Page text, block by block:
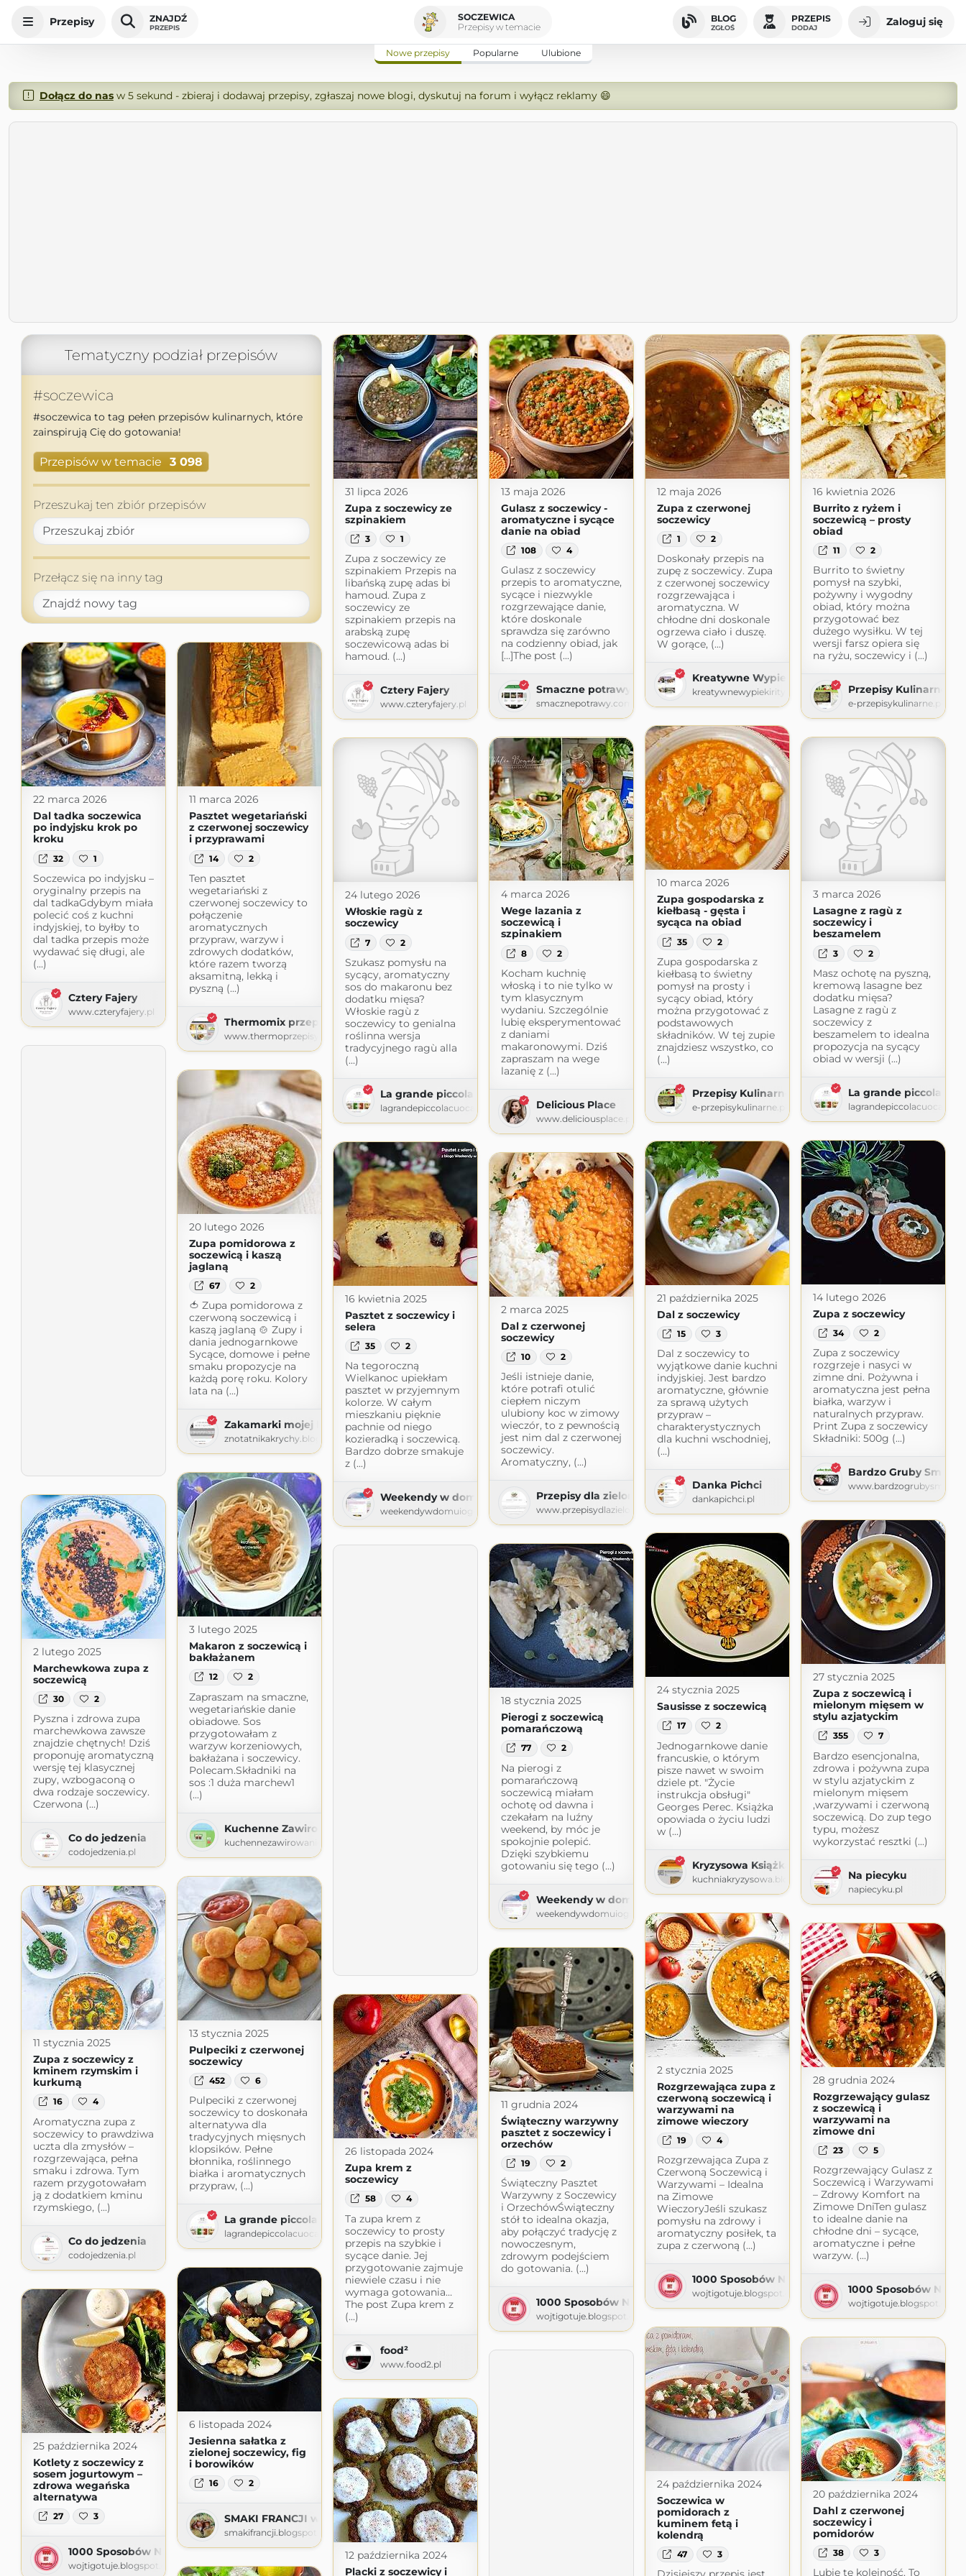
Przepisy ZNAJDŹ
PRZEPIS
SOCZEWICA
Przepisy w temacie
BLOG
ZGŁOŚ
PRZEPIS
DODAJ Zaloguj się
Nowe przepisy Popularne Ulubione
Dołącz do nasw 5 sekund - zbieraj i dodawaj przepisy, zgłaszaj nowe blogi, dyskutuj na forum i wyłącz reklamy 😄
Tematyczny podział przepisów
#soczewica
#soczewica to tag pełen przepisów kulinarnych, które
zainspirują Cię do gotowania!
Przepisów w temacie 3 098
Przeszukaj ten zbiór przepisów
Przełącz się na inny tag
31 lipca 2026
Zupa z soczewicy ze
szpinakiem
3 1
Zupa z soczewicy ze
szpinakiem Przepis na
libańską zupę adas bi
hamoud. Zupa z
soczewicy ze
szpinakiem przepis na
arabską zupę
soczewicową adas bi
hamoud. (...)
Cztery Fajery
www.czteryfajery.pl
13 maja 2026
Gulasz z soczewicy -
aromatyczne i sycące
danie na obiad
108 4
Gulasz z soczewicy
przepis to aromatyczne,
sycące i niezwykle
rozgrzewające danie,
które doskonale
sprawdza się zarówno
na codzienny obiad, jak
[…]The post (...)
Smaczne potrawy
smacznepotrawy.com
12 maja 2026
Zupa z czerwonej
soczewicy
1 2
Doskonały przepis na
zupę z soczewicy. Zupa
z czerwonej soczewicy
rozgrzewająca i
aromatyczna. W
chłodne dni doskonale
ogrzewa ciało i duszę.
W gorące, (...)
Kreatywne Wypieki Rity
kreatywnewypiekirity.blogspot.com
16 kwietnia 2026
Burrito z ryżem i
soczewicą – prosty
obiad
11 2
Burrito to świetny
pomysł na szybki,
pożywny i wygodny
obiad, który można
przygotować bez
dużego wysiłku. W tej
wersji farsz opiera się
na ryżu, soczewicy i (...)
Przepisy Kulinarne
e-przepisykulinarne.pl
22 marca 2026
Dal tadka soczewica
po indyjsku krok po
kroku
32 1
Soczewica po indyjsku –
oryginalny przepis na
dal tadkaGdybym miała
polecić coś z kuchni
indyjskiej, to byłby to
dal tadka przepis może
wydawać się długi, ale
(...)
Cztery Fajery
www.czteryfajery.pl
11 marca 2026
Pasztet wegetariański
z czerwonej soczewicy
i przyprawami
14 2
Ten pasztet
wegetariański z
czerwonej soczewicy to
połączenie
aromatycznych
przypraw, warzyw i
zdrowych dodatków,
które razem tworzą
aksamitną, lekką i
pyszną (...)
Thermomix przepisy
www.thermoprzepisy.pl
10 marca 2026
Zupa gospodarska z
kiełbasą - gęsta i
sycąca na obiad
35 2
Zupa gospodarska z
kiełbasą to świetny
pomysł na prosty i
sycący obiad, który
można przygotować z
podstawowych
składników. W tej zupie
znajdziesz wszystko, co
(...)
Przepisy Kulinarne
e-przepisykulinarne.pl
4 marca 2026
Wege lazania z
soczewicą i
szpinakiem
8 2
Kocham kuchnię
włoską i to nie tylko w
tym klasycznym
wydaniu. Szczególnie
lubię eksperymentować
z daniami
makaronowymi. Dziś
zapraszam na wege
lazanię z (...)
Delicious Place
www.deliciousplace.pl
3 marca 2026
Lasagne z ragù z
soczewicy i
beszamelem
3 2
Masz ochotę na pyszną,
kremową lasagne bez
dodatku mięsa?
Lasagne z ragù z
soczewicy z
beszamelem to idealna
propozycja na sycący
obiad w wersji (...)
La grande piccola
lagrandepiccolacuoca.com
24 lutego 2026
Włoskie ragù z
soczewicy
7 2
Szukasz pomysłu na
sycący, aromatyczny
sos do makaronu bez
dodatku mięsa?
Włoskie ragù z
soczewicy to genialna
roślinna wersja
tradycyjnego ragù alla
(...)
La grande piccola cuoca
lagrandepiccolacuoca.com
20 lutego 2026
Zupa pomidorowa z
soczewicą i kaszą
jaglaną
67 2
🍅 Zupa pomidorowa z
czerwoną soczewicą i
kaszą jaglaną 🍲 Zupy i
dania jednogarnkowe
Sycące, domowe i pełne
smaku propozycje na
każdą porę roku. Kolory
lata na (...)
Zakamarki mojej kuchni
znotatnikakrychy.blogspot.com
14 lutego 2026
Zupa z soczewicy
34 2
Zupa z soczewicy
rozgrzeje i nasyci w
zimne dni. Pożywna i
aromatyczna jest pełna
białka, warzyw i
naturalnych przypraw.
Print Zupa z soczewicy
Składniki: 500g (...)
Bardzo Gruby Smok
www.bardzogrubysmok.pl
21 października 2025
Dal z soczewicy
15 3
Dal z soczewicy to
wyjątkowe danie kuchni
indyjskiej. Jest bardzo
aromatyczne, głównie
za sprawą użytych
przypraw –
charakterystycznych
dla kuchni wschodniej,
(...)
Danka Pichci
dankapichci.pl
16 kwietnia 2025
Pasztet z soczewicy i
selera
35 2
Na tegoroczną
Wielkanoc upiekłam
pasztet w przyjemnym
kolorze. W całym
mieszkaniu pięknie
pachnie od niego
kozieradką i soczewicą.
Bardzo dobrze smakuje
z (...)
Weekendy w domu i ogrodzie
weekendywdomuiogrodzie.blogspot.com
2 marca 2025
Dal z czerwonej
soczewicy
10 2
Jeśli istnieje danie,
które potrafi otulić
ciepłem niczym
ulubiony koc w zimowy
wieczór, to z pewnością
jest nim dal z czerwonej
soczewicy.
Aromatyczny, (...)
Przepisy dla zielonych
www.przepisydlazielonych.pl
3 lutego 2025
Makaron z soczewicą i
bakłażanem
12 2
Zapraszam na smaczne,
wegetariańskie danie
obiadowe. Sos
przygotowałam z
warzyw korzeniowych,
bakłażana i soczewicy.
Polecam.Składniki na
sos :1 duża marchew1
(...)
Kuchenne Zawirowanie
kuchennezawirowanie.blogspot.com
2 lutego 2025
Marchewkowa zupa z
soczewicą
30 2
Pyszna i zdrowa zupa
marchewkowa zawsze
znajdzie chętnych! Dziś
proponuję aromatyczną
wersję tej klasycznej
zupy, wzbogaconą o
dwa rodzaje soczewicy.
Czerwona (...)
Co do jedzenia
codojedzenia.pl
27 stycznia 2025
Zupa z soczewicą i
mielonym mięsem w
stylu azjatyckim
355 7
Bardzo esencjonalna,
zdrowa i pożywna zupa
w stylu azjatyckim z
mielonym mięsem
,warzywami i czerwoną
soczewicą. Do zup tego
typu, możesz
wykorzystać resztki (...)
Na piecyku
napiecyku.pl
24 stycznia 2025
Sausisse z soczewicą
17 2
Jednogarnkowe danie
francuskie, o którym
pisze nawet w swoim
dziele pt. "Życie
instrukcja obsługi"
Georges Perec. Książka
opowiada o życiu ludzi
w (...)
Kryzysowa Książka Kucharska
kuchniakryzysowa.blogspot.com
18 stycznia 2025
Pierogi z soczewicą
pomarańczową
77 2
Na pierogi z
pomarańczową
soczewicą miałam
ochotę od dawna i
czekałam na luźny
weekend, by móc je
spokojnie polepić.
Dzięki szybkiemu
gotowaniu się tego (...)
Weekendy w domu i ogrodzie
weekendywdomuiogrodzie.blogspot.com
13 stycznia 2025
Pulpeciki z czerwonej
soczewicy
452 6
Pulpeciki z czerwonej
soczewicy to doskonała
alternatywa dla
tradycyjnych mięsnych
klopsików. Pełne
błonnika, roślinnego
białka i aromatycznych
przypraw, (...)
La grande piccola cuoca
lagrandepiccolacuoca.com
11 stycznia 2025
Zupa z soczewicy z
kminem rzymskim i
kurkumą
16 4
Aromatyczna zupa z
soczewicy to prawdziwa
uczta dla zmysłów –
rozgrzewająca, pełna
smaku i zdrowa. Tym
razem przygotowałam
ją z dodatkiem kminu
rzymskiego, (...)
Co do jedzenia
codojedzenia.pl
2 stycznia 2025
Rozgrzewająca zupa z
czerwoną soczewicą i
warzywami na
zimowe wieczory
19 4
Rozgrzewająca Zupa z
Czerwoną Soczewicą i
Warzywami – Idealna
na Zimowe
WieczoryJeśli szukasz
pomysłu na zdrowy i
aromatyczny posiłek, ta
zupa z czerwoną (...)
1000 Sposobów Na Proste Tanie Fit Dania
wojtigotuje.blogspot.com
28 grudnia 2024
Rozgrzewający gulasz
z soczewicą i
warzywami na
zimowe dni
23 5
Rozgrzewający Gulasz z
Soczewicą i Warzywami
– Zdrowy Komfort na
Zimowe DniTen gulasz
to idealne danie na
chłodne dni – sycące,
aromatyczne i pełne
warzyw. (...)
1000 Sposobów Na
wojtigotuje.blogspot.com
11 grudnia 2024
Świąteczny warzywny
pasztet z soczewicy i
orzechów
19 2
Świąteczny Pasztet
Warzywny z Soczewicy
i OrzechówŚwiąteczny
stół to idealna okazja,
aby połączyć tradycję z
nowoczesnym,
zdrowym podejściem
do gotowania. (...)
1000 Sposobów Na Proste Tanie Fit Dania
wojtigotuje.blogspot.com
26 listopada 2024
Zupa krem z
soczewicy
58 4
Ta zupa krem z
soczewicy to prosty
przepis na szybkie i
sycące danie. Jej
przygotowanie zajmuje
niewiele czasu i nie
wymaga gotowania…
The post Zupa krem z
(...)
food²
www.food2.pl
6 listopada 2024
Jesienna sałatka z
zielonej soczewicy, fig
i borowików
16 2
SMAKI FRANCJI współczesna kuchnia francuska
smakifrancji.blogspot.com
25 października 2024
Kotlety z soczewicy z
sosem jogurtowym –
zdrowa wegańska
alternatywa
27 3
1000 Sposobów Na Proste Tanie Fit Dania
wojtigotuje.blogspot.com
24 października 2024
Soczewica w
pomidorach z
kuminem fetą i
kolendrą
47 3
20 października 2024
Dahl z czerwonej
soczewicy i
pomidorów
38 3
Lubię tę kolejność. To
12 października 2024
Placki z soczewicy i